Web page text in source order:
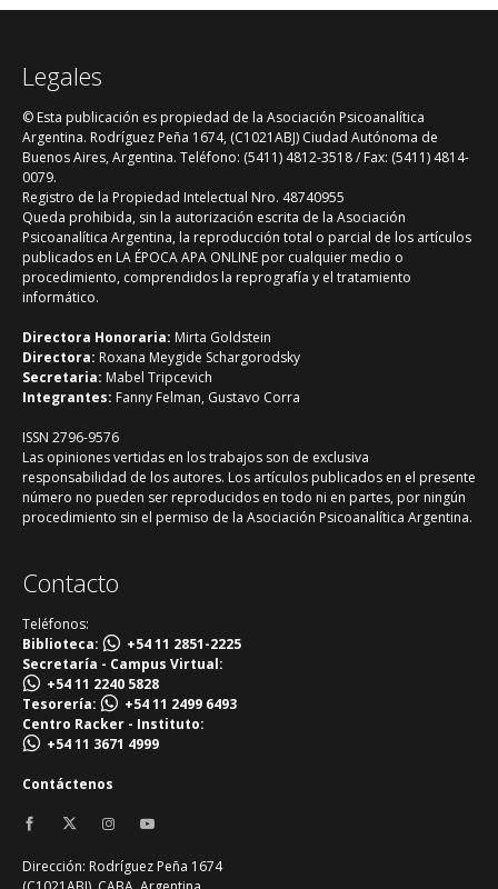
Legales
© Esta publicación es propiedad de la Asociación Psicoanalítica
Argentina. Rodríguez Peña 1674, (C1021ABJ) Ciudad Autónoma de
Buenos Aires, Argentina. Teléfono: (5411) 4812-3518 / Fax: (5411) 4814-
0079.
Registro de la Propiedad Intelectual Nro. 48740955
Queda prohibida, sin la autorización escrita de la Asociación
Psicoanalítica Argentina, la reproducción total o parcial de los artículos
publicados en LA ÉPOCA APA ONLINE por cualquier medio o
procedimiento, comprendidos la reprografía y el tratamiento
informático.
Directora Honoraria: Mirta Goldstein
Directora: Roxana Meygide Schargorodsky
Secretaria: Mabel Tripcevich
Integrantes: Fanny Felman, Gustavo Corra
ISSN 2796-9576
Las opiniones vertidas en los trabajos son de exclusiva
responsabilidad de los autores. Los artículos publicados en el presente
número no pueden ser reproducidos en todo ni en partes, por ningún
procedimiento sin el permiso de la Asociación Psicoanalítica Argentina.
Contacto
Teléfonos:
Biblioteca:
+54 11 2851-2225
Secretaría - Campus Virtual:
+54 11 2240 5828
Tesorería:
+54 11 2499 6493
Centro Racker - Instituto:
+54 11 3671 4999
Contáctenos
Dirección: Rodríguez Peña 1674